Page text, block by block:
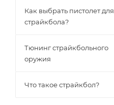
Как выбрать пистолет для
страйкбола?
Тюнинг страйкбольного
оружия
Что такое страйкбол?